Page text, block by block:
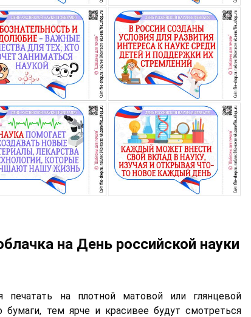
на День российской науки
печатать на плотной матовой или глянцевой
тем ярче и красивее будут смотреться